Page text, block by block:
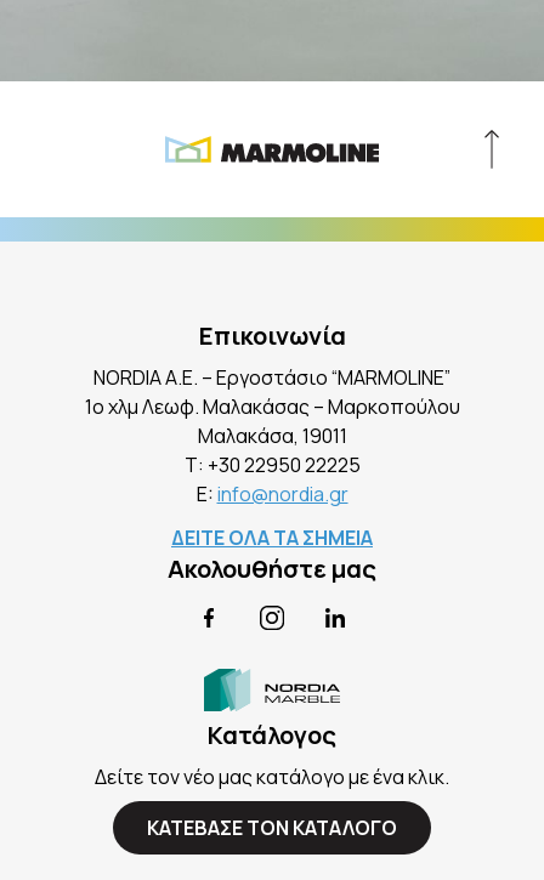
Επικοινωνία
NORDIA A.E. – Εργοστάσιο “MARMOLINE”
1ο χλμ Λεωφ. Μαλακάσας – Μαρκοπούλου
Mαλακάσα, 19011
Τ: +30 22950 22225
E:info@nordia.gr
ΔΕΙΤΕ ΟΛΑ ΤΑ ΣΗΜΕΙΑ
Ακολουθήστε μας
FacebookInstagramLinkedIn
Κατάλογος
Δείτε τον νέο μας κατάλογο με ένα κλικ.
ΚΑΤΕΒΑΣΕ ΤΟΝ ΚΑΤΑΛΟΓΟ